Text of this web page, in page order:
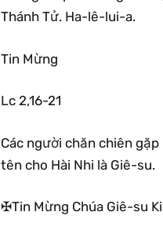
Thánh Tử. Ha-lê-lui-a.
Tin Mừng
Lc 2,16-21
Các người chăn chiên
tên cho Hài Nhi là Giê-su.
✠Tin Mừng Chúa Giê-su